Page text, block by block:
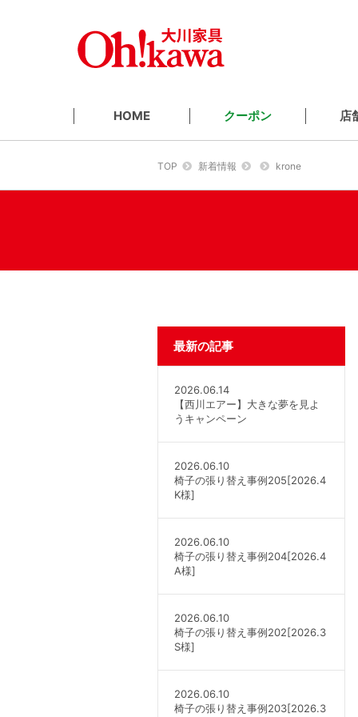
HOME クーポン 店
TOP 新着情報 krone
最新の記事
2026.06.14
【西川エアー】大きな夢を見よ
うキャンペーン
2026.06.10
椅子の張り替え事例205[2026.4
K様]
2026.06.10
椅子の張り替え事例204[2026.4
A様]
2026.06.10
椅子の張り替え事例202[2026.3
S様]
2026.06.10
椅子の張り替え事例203[2026.3